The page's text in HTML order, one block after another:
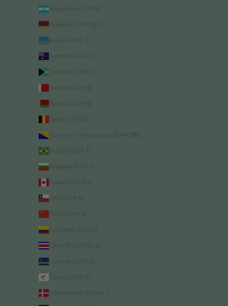
Argentinië (EUR €)
Armenië (AMD դր.)
Aruba (AWG ƒ)
Australië (AUD $)
Bahama’s (BSD $)
Bahrein (EUR €)
Belarus (EUR €)
België (EUR €)
Bosnië en Herzegovina (BAM КМ)
Brazilië (EUR €)
Bulgarije (EUR €)
Canada (CAD $)
Chili (EUR €)
China (CNY ¥)
Colombia (EUR €)
Costa Rica (CRC ₡)
Curaçao (ANG ƒ)
Cyprus (EUR €)
Denemarken (DKK kr.)